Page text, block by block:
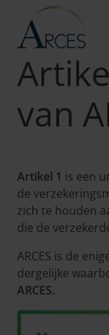
Skip to Main Content
Arces Over ons
van
Artikel 1 is een
de
zich te houden
die de
ARCES is de
dergelijke
ARCES.